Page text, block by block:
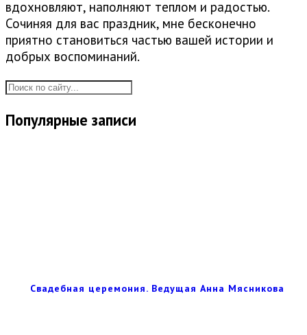
вдохновляют, наполняют теплом и радостью.
Сочиняя для вас праздник, мне бесконечно
приятно становиться частью вашей истории и
добрых воспоминаний.
Популярные записи
Свадебная церемония. Ведущая Анна Мясникова